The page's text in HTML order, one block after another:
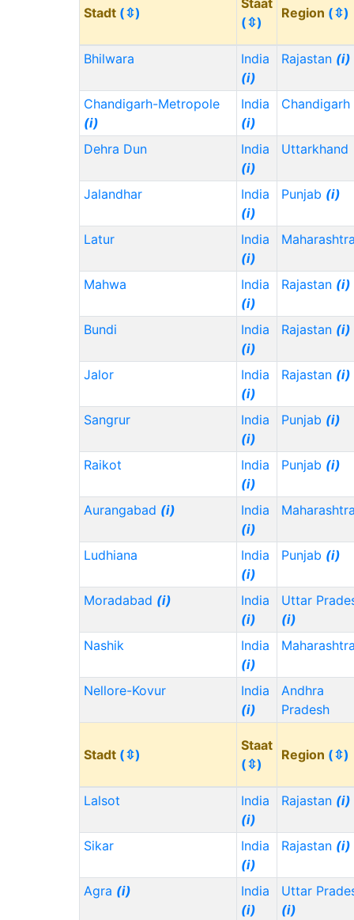
Stadt (⇳)
Staat
(⇳)
Region (⇳)
Bhilwara
India
(i)
Rajastan (i)
Chandigarh-Metropole
(i)
India
(i)
Chandigarh
Dehra Dun
India
(i)
Uttarkhand
Jalandhar
India
(i)
Punjab (i)
Latur
India
(i)
Mahwa
India
(i)
Rajastan (i)
Bundi
India
(i)
Rajastan (i)
Jalor
India
(i)
Rajastan (i)
Sangrur
India
(i)
Punjab (i)
Raikot
India
(i)
Punjab (i)
Aurangabad (i)
India
(i)
Ludhiana
India
(i)
Punjab (i)
Moradabad (i)
India
(i)
Uttar
(i)
Nashik
India
(i)
Nellore-Kovur
India
(i)
Andhra
Pradesh
Stadt (⇳)
Staat
(⇳)
Region (⇳)
Lalsot
India
(i)
Rajastan (i)
Sikar
India
(i)
Rajastan (i)
Agra (i)
India
(i)
Uttar
(i)